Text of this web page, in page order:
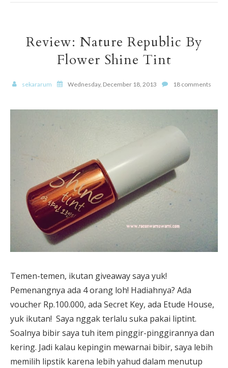
Review: Nature Republic By
Flower Shine Tint
sekararum Wednesday, December 18, 2013 18 comments
Temen-temen, ikutan giveaway saya yuk!
Pemenangnya ada 4 orang loh! Hadiahnya? Ada
voucher Rp.100.000, ada Secret Key, ada Etude House,
yuk ikutan! Saya nggak terlalu suka pakai liptint.
Soalnya bibir saya tuh item pinggir-pinggirannya dan
kering. Jadi kalau kepingin mewarnai bibir, saya lebih
memilih lipstik karena lebih yahud dalam menutup